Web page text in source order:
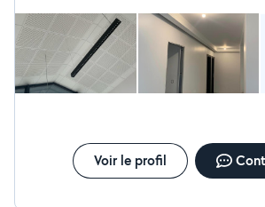
Voir le profil